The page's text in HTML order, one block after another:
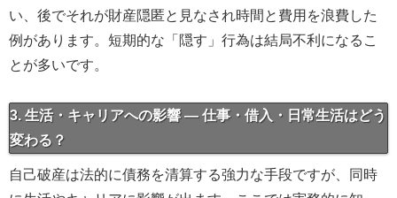
い、後でそれが財産隠匿と見なされ時間と費用を浪費した
例があります。短期的な「隠す」行為は結局不利になるこ
とが多いです。
3. 生活・キャリアへの影響 — 仕事・借入・日常生活はどう
変わる？
自己破産は法的に債務を清算する強力な手段ですが、同時